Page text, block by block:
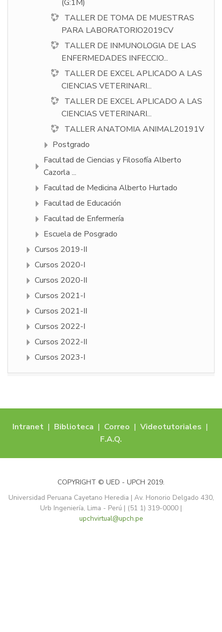
(G:1M)
TALLER DE TOMA DE MUESTRAS
PARA LABORATORIO2019CV
TALLER DE INMUNOLOGIA DE LAS
ENFERMEDADES INFECCIO...
TALLER DE EXCEL APLICADO A LAS
CIENCIAS VETERINARI...
TALLER DE EXCEL APLICADO A LAS
CIENCIAS VETERINARI...
TALLER ANATOMIA ANIMAL20191V
Postgrado
Facultad de Ciencias y Filosofí­a Alberto
Cazorla ...
Facultad de Medicina Alberto Hurtado
Facultad de Educación
Facultad de Enfermería
Escuela de Posgrado
Cursos 2019-II
Cursos 2020-I
Cursos 2020-II
Cursos 2021-I
Cursos 2021-II
Cursos 2022-I
Cursos 2022-II
Cursos 2023-I
Intranet| Biblioteca | Correo | Videotutoriales |
F.A.Q.
COPYRIGHT © UED - UPCH 2019.
Universidad Peruana Cayetano Heredia | Av. Honorio Delgado 430,
Urb Ingeniería, Lima - Perú | (51 1) 319-0000 |
upchvirtual@upch.pe